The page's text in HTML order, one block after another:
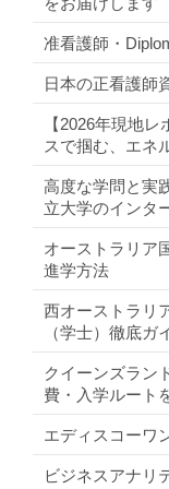
准看護師・
日本の正看護師
【2026年現地
スで掴む、エネ
高度な学問と実
立大学のインタ
オーストラリア
進学方法
西オーストラリ
（学士）徹底ガ
クイーンズラン
費・入学ルート
エディスコーワ
ビジネスアナリ